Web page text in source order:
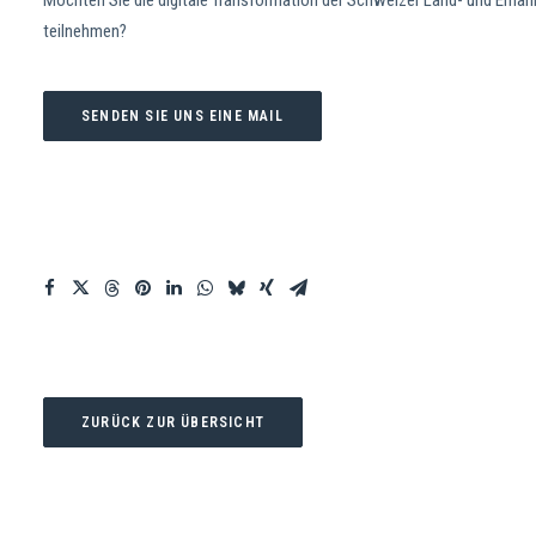
teilnehmen?
SENDEN SIE UNS EINE MAIL
ZURÜCK ZUR ÜBERSICHT